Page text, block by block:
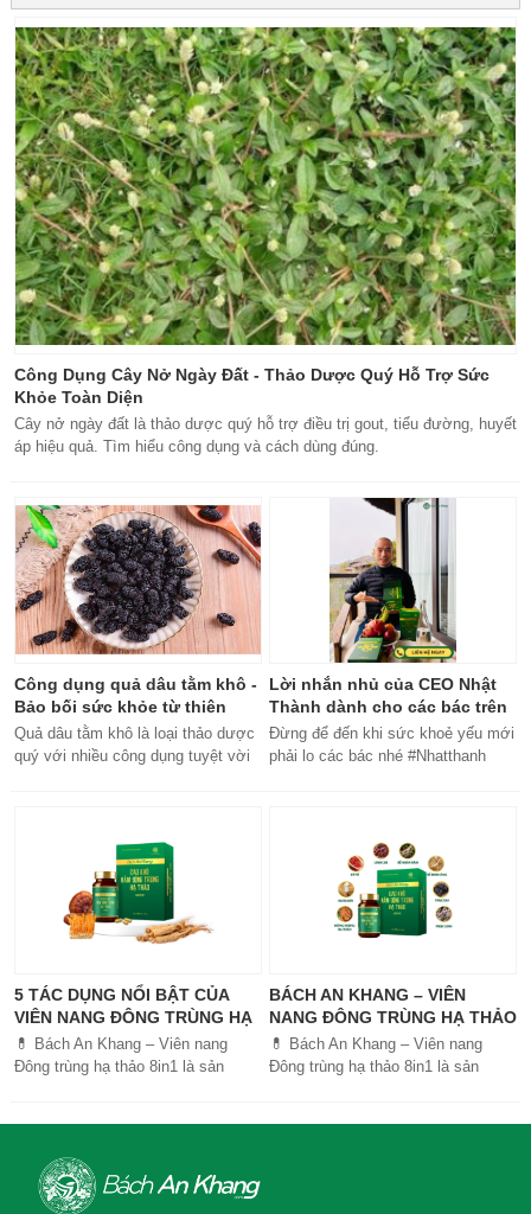
Công Dụng Cây Nở Ngày Đất - Thảo Dược Quý Hỗ Trợ Sức
Khỏe Toàn Diện
Cây nở ngày đất là thảo dược quý hỗ trợ điều trị gout, tiểu đường, huyết
áp hiệu quả. Tìm hiểu công dụng và cách dùng đúng.
Công dụng quả dâu tằm khô -
Bảo bối sức khỏe từ thiên
nhiên
Quả dâu tằm khô là loại thảo dược
quý với nhiều công dụng tuyệt vời
Lời nhắn nhủ của CEO Nhật
Thành dành cho các bác trên
50 tuổi
Đừng để đến khi sức khoẻ yếu mới
phải lo các bác nhé #Nhatthanh
#khoetubentrong #nhatthanhbak
5 TÁC DỤNG NỔI BẬT CỦA
VIÊN NANG ĐÔNG TRÙNG HẠ
THẢO BÁCH AN KHANG
💊 Bách An Khang – Viên nang
Đông trùng hạ thảo 8in1 là sản
tiêu hóa, ngủ ngon, giảm mệt mỏi.
Sản phẩm được sản xuất tại nhà
máy đạt chuẩn GMP, sử dụng công
BÁCH AN KHANG – VIÊN
NANG ĐÔNG TRÙNG HẠ THẢO
8IN1: GIẢI PHÁP SỨC KHỎE
TOÀN DIỆN
💊 Bách An Khang – Viên nang
Đông trùng hạ thảo 8in1 là sản